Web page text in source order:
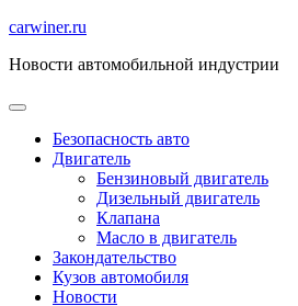
Перейти
содержимому
carwiner.ru
Новости автомобильной индустрии
Безопасность авто
Двигатель
Бензиновый двигатель
Дизельный двигатель
Клапана
Масло в двигатель
Закондательство
Кузов автомобиля
Новости